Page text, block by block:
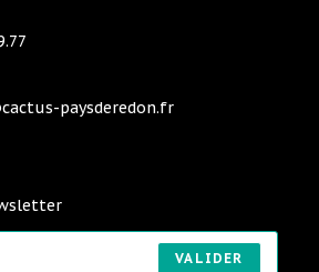
paysderedon.fr
VALIDER